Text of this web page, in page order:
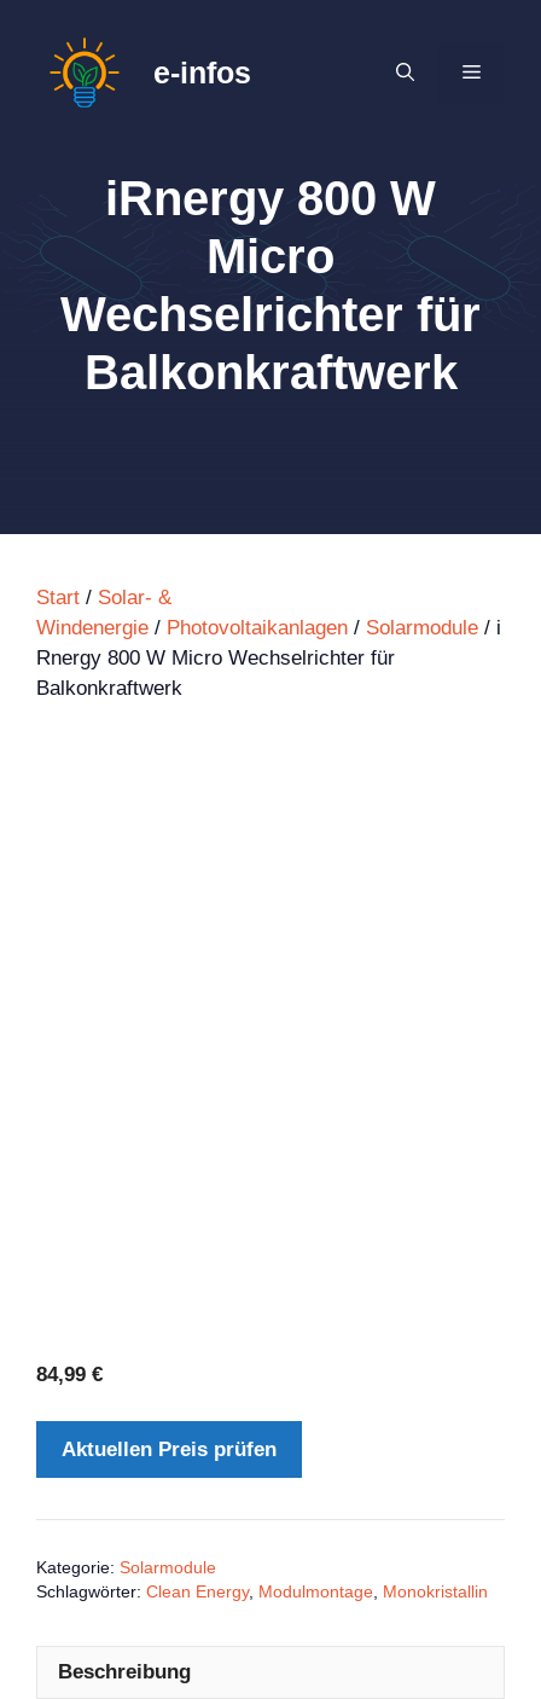
springen
e-infos MENÜ
iRnergy 800 W
Micro
Wechselrichter für
Balkonkraftwerk
Start / Solar- &
Windenergie / Photovoltaikanlagen / Solarmodule / i
Rnergy 800 W Micro Wechselrichter für
Balkonkraftwerk
84,99 €
Aktuellen Preis prüfen
Kategorie: Solarmodule
Schlagwörter: Clean Energy, Modulmontage Monokristallin
Beschreibung